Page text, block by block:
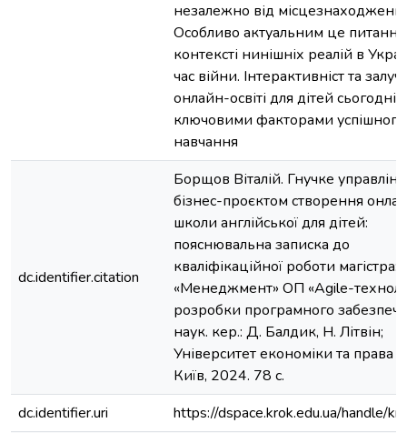
незалежно від
Особливо актуальним це питання
контексті нинішніх реалій в
час війни. Інтерактивніст та
онлайн-освіті для дітей сьогодні є
ключовими факторами успішного
навчання
dc.identifier.citation
Борщов Віталій. Гнучке
бізнес-проєктом створення
школи англійської для дітей:
пояснювальна записка до
кваліфікаційної роботи магістра:
«Менеджмент» ОП «Agile-
розробки програмного
наук. кер.: Д. Балдик, Н. Літвін;
Університет економіки та права
Київ, 2024. 78 с.
dc.identifier.uri
https://dspace.krok.edu.ua/handle/